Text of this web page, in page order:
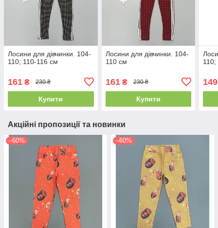
Лосини для дівчинки. 104-
110; 110-116 см
161 ₴ 230 ₴
Купити
Лосини для дівчинки. 104-
110 см
161₴ 230 ₴
Купити
149
Акційні пропозиції та новинки
–60% –60%